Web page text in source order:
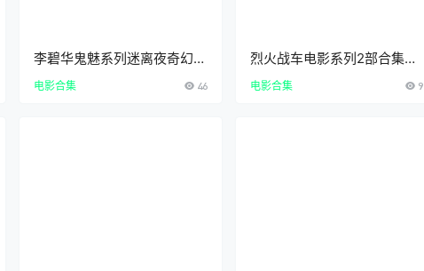
李碧华鬼魅系列迷离夜奇幻夜
两部曲粤语中字高清合集下载
在线观看
电影合集 46
烈火战车电影系列2部合集刘
德华郑伊健主演中文字幕高清
下载在线观看
电影合集 9